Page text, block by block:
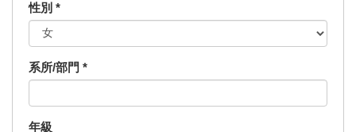
性別 *
系所/部門 *
年級